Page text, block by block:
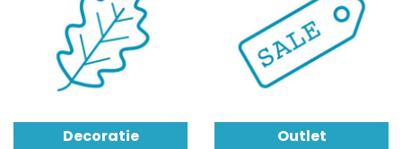
Decoratie Outlet